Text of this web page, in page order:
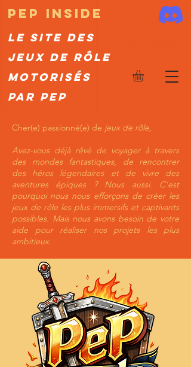
PeP inside
Le site des
jeux de rôle
motorisés
par PeP
Cher(e) passionné(e) de jeux de rôle,
Avez-vous déjà rêvé de voyager à travers
des mondes fantastiques, de rencontrer
des héros légendaires et de vivre des
aventures épiques ? Nous aussi. C'est
pourquoi nous nous efforçons de créer les
jeux de rôle les plus immersifs et captivants
possibles. Mais nous avons besoin de votre
aide pour réaliser nos projets les plus
ambitieux.​